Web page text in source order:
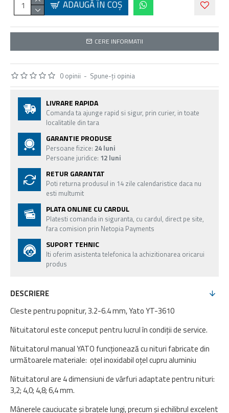
0 opinii - Spune-ţi opinia
ADAUGĂ ÎN COŞ
CERE INFORMATII
LIVRARE RAPIDA
Comanda ta ajunge rapid si sigur, prin curier, in toate
localitatile din tara
GARANTIE PRODUSE
Persoane fizice: 24 luni
Persoane juridice: 12 luni
RETUR GARANTAT
Poti returna produsul in 14 zile calendaristice daca nu
esti multumit
PLATA ONLINE CU CARDUL
Platesti comanda in siguranta, cu cardul, direct pe site,
fara comision prin Netopia Payments
SUPORT TEHNIC
Iti oferim asistenta telefonica la achizitionarea oricarui
produs
DESCRIERE
Cleste pentru popnitur, 3.2-6.4 mm, Yato YT-3610
Nituitatorul este conceput pentru lucrul în condiții de service.
Nituitatorul manual YATO funcționează cu nituri fabricate din
următoarele materiale: oțel inoxidabil oțel cupru aluminiu
Nituitatorul are 4 dimensiuni de vârfuri adaptate pentru nituri:
3,2; 4,0; 4,8; 6,4 mm.
Mânerele cauciucate și brațele lungi, precum și echilibrul excelent